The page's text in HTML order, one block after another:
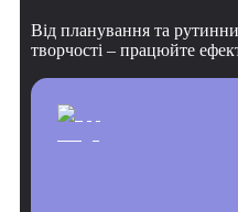
Від планування та
творчості – працюйте